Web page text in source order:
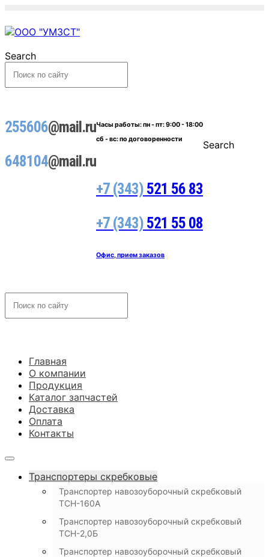
Search
255606@mail.ru
648104@mail.ru
Часы работы:пн - пт: 9:00 - 18:00
сб - вс: по договоренности
+7 (343) 521 56 83
+7 (343) 521 55 08
Офис, прием заказов
Search
Главная
О компании
Продукция
Каталог запчастей
Доставка
Оплата
Контакты
Транспортеры скребковые
Транспортер навозоуборочный скребковый
ТСН-160А
Транспортер навозоуборочный скребковый
ТСН-2,0Б
Транспортер навозоуборочный скребковый